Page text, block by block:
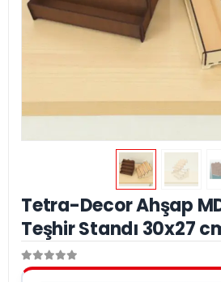
Tetra-Decor Ahşap
Teşhir Standı 30x27